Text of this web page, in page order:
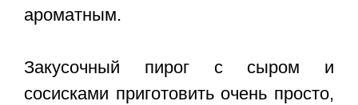
ароматным.
Закусочный пирог с сыром и
сосисками приготовить очень просто,